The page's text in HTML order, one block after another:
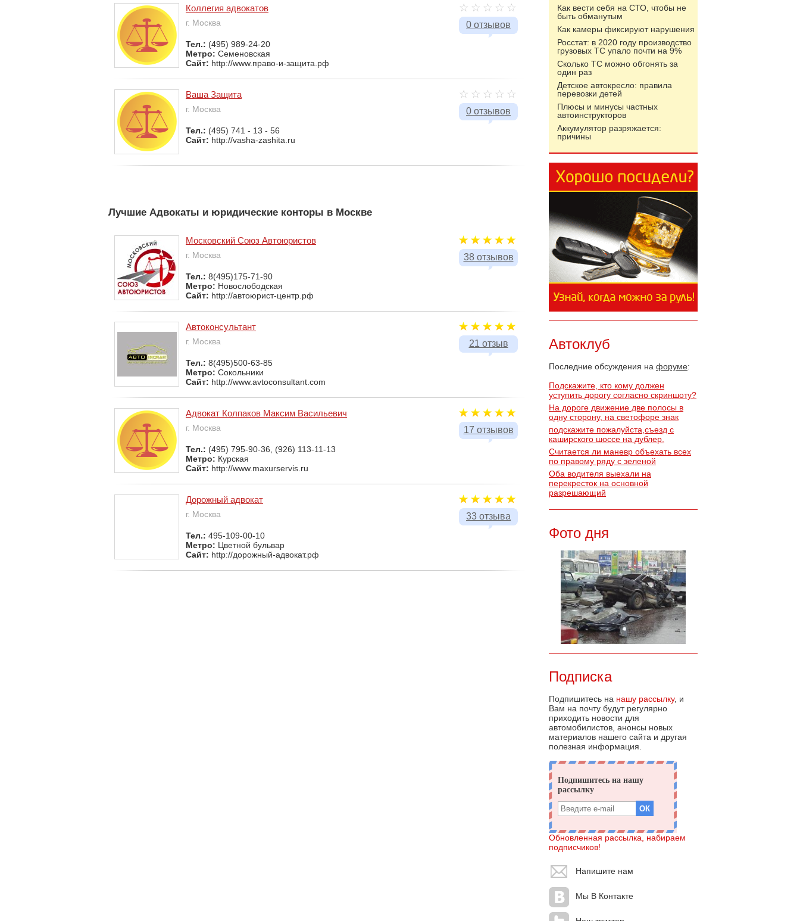
Как вести себя на СТО, чтобы не
быть обманутым
Как камеры фиксируют нарушения
Росстат: в 2020 году производство
грузовых ТС упало почти на 9%
Сколько ТС можно обгонять за
один раз
Детское автокресло: правила
перевозки детей
Плюсы и минусы частных
автоинструкторов
Аккумулятор разряжается:
причины
Автоклуб
Последние обсуждения на форуме:
Подскажите, кто кому должен
уступить дорогу согласно скриншоту?
На дороге движение две полосы в
одну сторону, на светофоре знак
подскажите пожалуйста,съезд с
каширского шоссе на дублер.
Считается ли маневр объехать всех
по правому ряду с зеленой
Оба водителя выехали на
перекресток на основной
разрешающий
Фото дня
Подписка
Подпишитесь на нашу рассылку, и
Вам на почту будут регулярно
приходить новости для
автомобилистов, анонсы новых
материалов нашего сайта и другая
полезная информация.
Обновленная рассылка, набираем
подписчиков!
Напишите нам
Мы В Контакте
0 отзывов
Коллегия адвокатов
г. Москва
Тел.: (495) 989-24-20
Метро: Семеновская
Сайт: http://www.право-и-защита.рф
0 отзывов
Ваша Защита
г. Москва
Тел.: (495) 741 - 13 - 56
Сайт: http://vasha-zashita.ru
Лучшие Адвокаты и юридические конторы в Москве
38 отзывов
Московский Союз Автоюристов
г. Москва
Тел.: 8(495)175-71-90
Метро: Новослободская
Сайт: http://автоюрист-центр.рф
21 отзыв
Автоконсультант
г. Москва
Тел.: 8(495)500-63-85
Метро: Сокольники
Сайт: http://www.avtoconsultant.com
17 отзывов
Адвокат Колпаков Максим Васильевич
г. Москва
Тел.: (495) 795-90-36, (926) 113-11-13
Метро: Курская
Сайт: http://www.maxurservis.ru
33 отзыва
Дорожный адвокат
г. Москва
Тел.: 495-109-00-10
Метро: Цветной бульвар
Сайт: http://дорожный-адвокат.рф